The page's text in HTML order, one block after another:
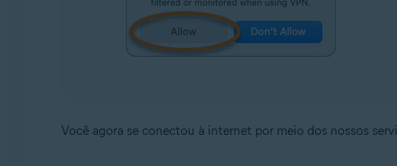
Você agora se conectou à internet por meio dos nossos